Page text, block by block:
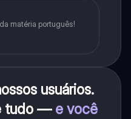
matéria português!
usuários.
tudo — e você